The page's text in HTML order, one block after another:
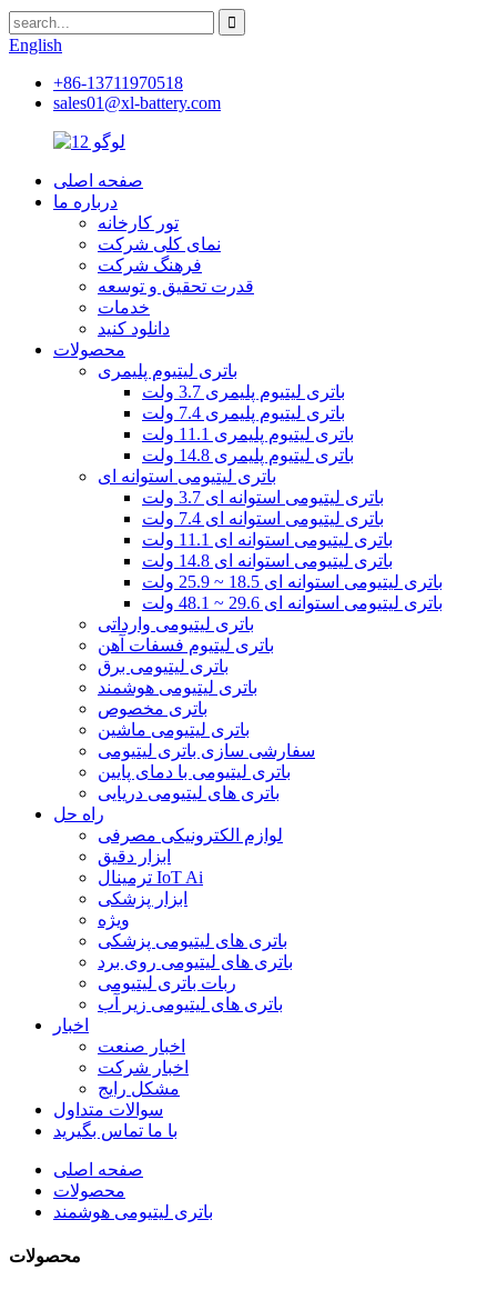
English
+86-13711970518
sales01@xl-battery.com
صفحه اصلی
درباره ما
تور کارخانه
نمای کلی شرکت
فرهنگ شرکت
قدرت تحقیق و توسعه
خدمات
دانلود کنید
محصولات
باتری لیتیوم پلیمری
باتری لیتیوم پلیمری 3.7 ولت
باتری لیتیوم پلیمری 7.4 ولت
باتری لیتیوم پلیمری 11.1 ولت
باتری لیتیوم پلیمری 14.8 ولت
باتری لیتیومی استوانه ای
باتری لیتیومی استوانه ای 3.7 ولت
باتری لیتیومی استوانه ای 7.4 ولت
باتری لیتیومی استوانه ای 11.1 ولت
باتری لیتیومی استوانه ای 14.8 ولت
باتری لیتیومی استوانه ای 18.5 ~ 25.9 ولت
باتری لیتیومی استوانه ای 29.6 ~ 48.1 ولت
باتری لیتیومی وارداتی
باتری لیتیوم فسفات آهن
باتری لیتیومی برق
باتری لیتیومی هوشمند
باتری مخصوص
باتری لیتیومی ماشین
سفارشی سازی باتری لیتیومی
باتری لیتیومی با دمای پایین
باتری های لیتیومی دریایی
راه حل
لوازم الکترونیکی مصرفی
ابزار دقیق
ترمینال IoT Ai
ابزار پزشکی
ویژه
باتری های لیتیومی پزشکی
باتری های لیتیومی روی برد
ربات باتری لیتیومی
باتری های لیتیومی زیر آب
اخبار
اخبار صنعت
اخبار شرکت
مشکل رایج
سوالات متداول
با ما تماس بگیرید
صفحه اصلی
محصولات
باتری لیتیومی هوشمند
محصولات